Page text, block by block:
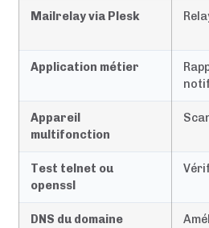
Mailrelay via Plesk
Application métier
Appareil
multifonction
Test telnet ou
openssl
DNS du domaine